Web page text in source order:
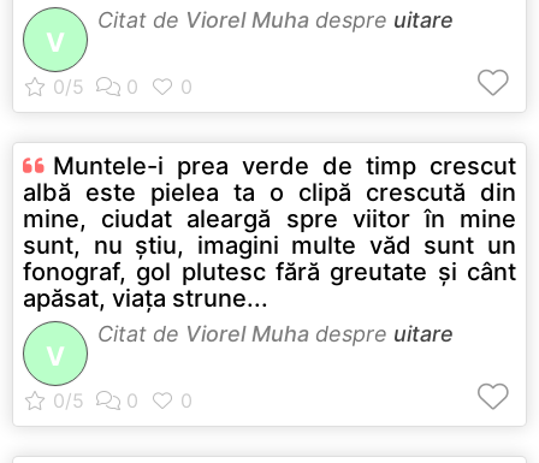
V
Citat de Viorel Muha despre uitare
Muntele-i prea verde de timp crescut
albă este pielea ta o clipă crescută din
mine, ciudat aleargă spre viitor în mine
sunt, nu ştiu, imagini multe văd sunt un
fonograf, gol plutesc fără greutate şi cânt
apăsat, viaţa strune...
V
Citat de Viorel Muha despre uitare